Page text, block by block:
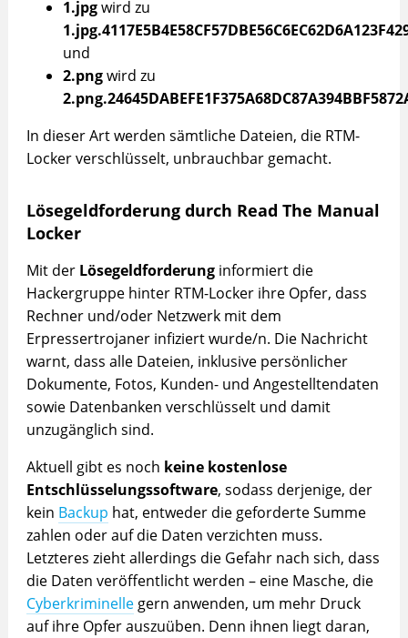
1.jpgwird zu
und
2.pngwird zu
In dieser Art werden sämtliche Dateien, die RTM-
Locker verschlüsselt, unbrauchbar gemacht.
Lösegeldforderung durch Read The Manual
Locker
Mit der Lösegeldforderunginformiert die
Hackergruppe hinter RTM-Locker ihre Opfer, dass
Rechner und/oder Netzwerk mit dem
Erpressertrojaner infiziert wurde/n. Die Nachricht
warnt, dass alle Dateien, inklusive persönlicher
Dokumente, Fotos, Kunden- und Angestelltendaten
sowie Datenbanken verschlüsselt und damit
unzugänglich sind.
Aktuell gibt es noch keine kostenlose
Entschlüsselungssoftware, sodass derjenige, der
kein Backup hat, entweder die geforderte Summe
zahlen oder auf die Daten verzichten muss.
Letzteres zieht allerdings die Gefahr nach sich, dass
die Daten veröffentlicht werden – eine Masche, die
Cyberkriminellegern anwenden, um mehr Druck
auf ihre Opfer auszuüben. Denn ihnen liegt daran,